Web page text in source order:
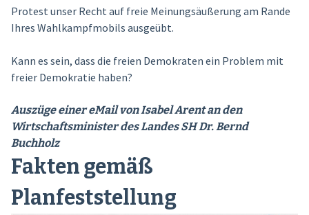
Protest unser Recht auf freie Meinungsäußerung am Rande
Ihres Wahlkampfmobils ausgeübt.
Kann es sein, dass die freien Demokraten ein Problem mit
freier Demokratie haben?
Auszüge einer eMail von Isabel Arent an den
Wirtschaftsminister des Landes SH Dr. Bernd
Buchholz
Fakten gemäß
Planfeststellung